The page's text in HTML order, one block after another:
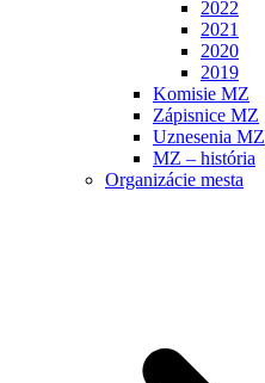
2022
2021
2020
2019
Komisie MZ
Zápisnice MZ
Uznesenia MZ
MZ – história
Organizácie mesta